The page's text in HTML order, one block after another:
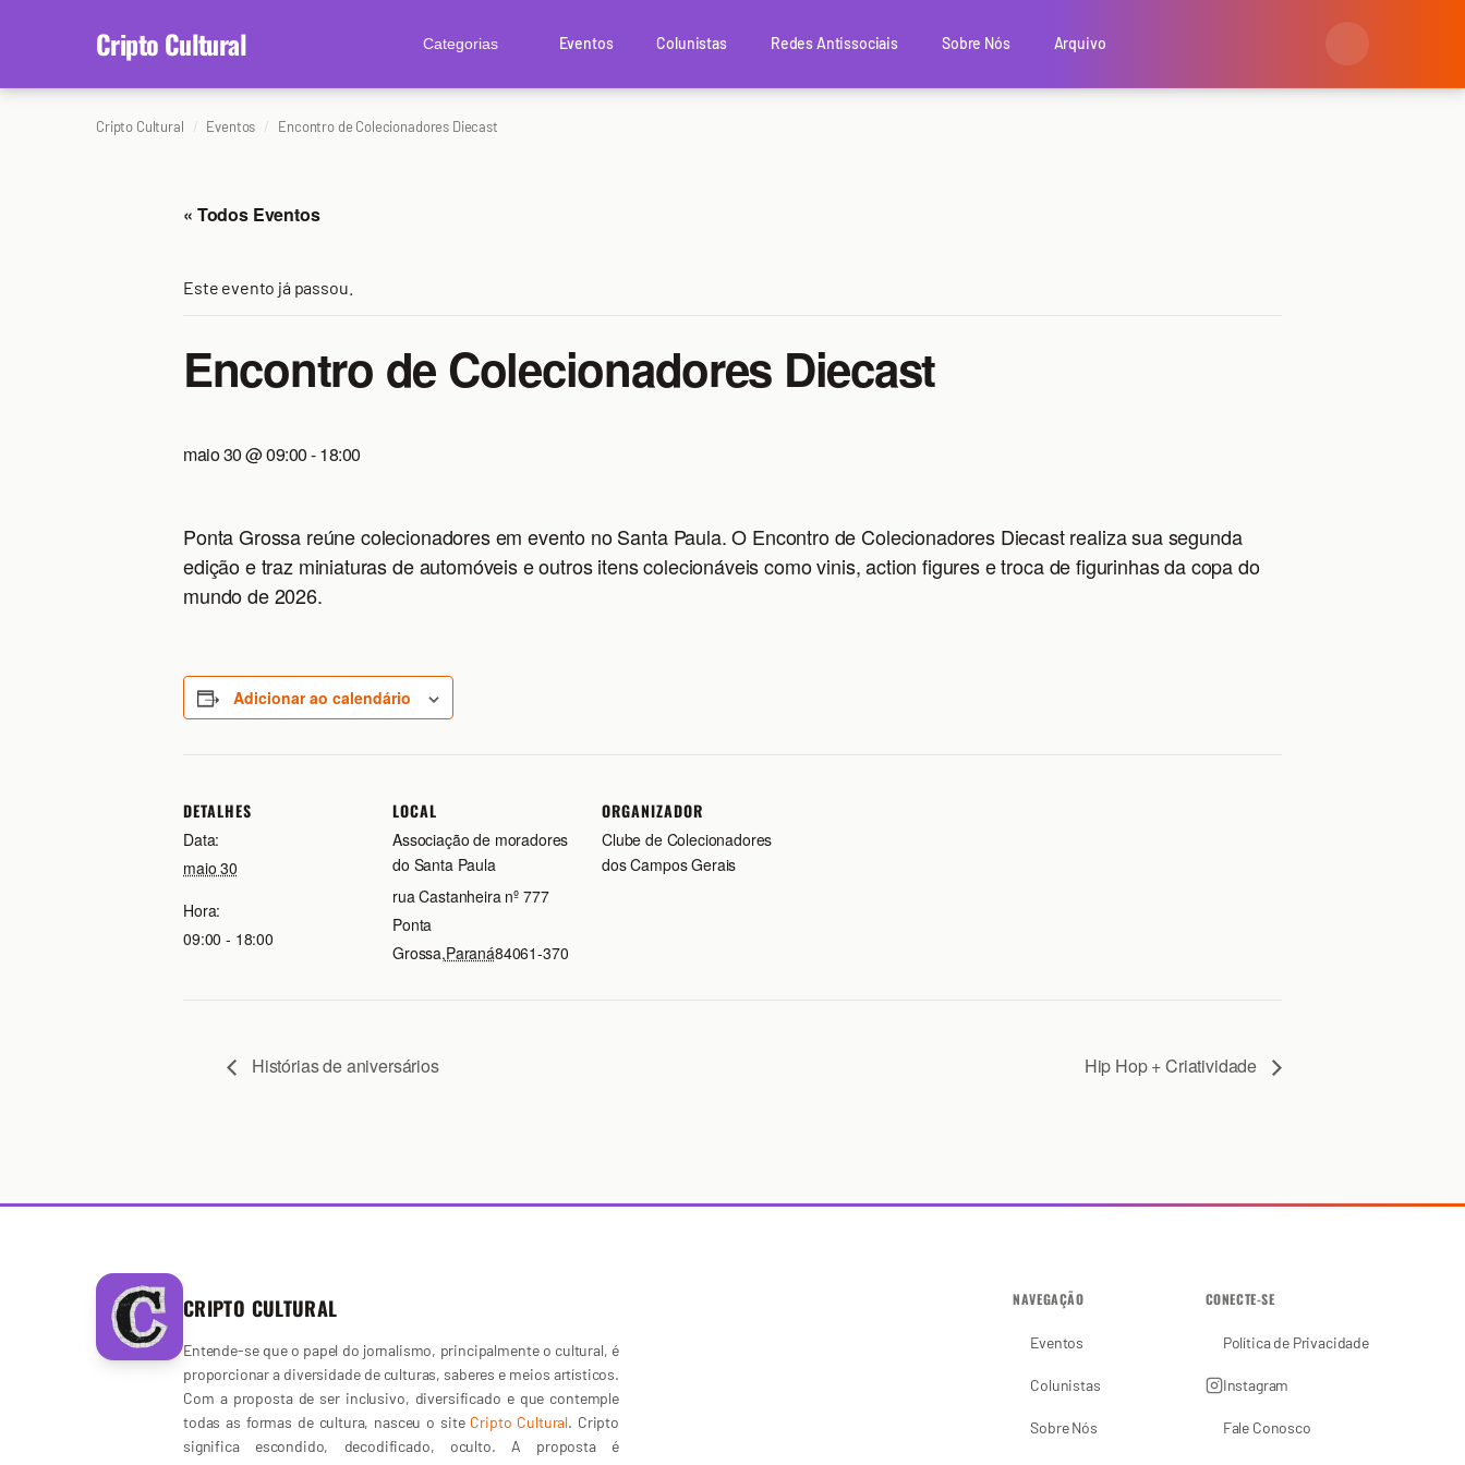
Cripto Cultural Categorias Eventos Colunistas Redes Antissociais Sobre Nós Arquivo
Cripto Cultural Eventos Encontro de Colecionadores Diecast
« Todos Eventos
Este evento já passou.
Encontro de Colecionadores Diecast
maio 30 @ 09:00-18:00
Ponta Grossa reúne colecionadores em evento no Santa Paula. O Encontro de Colecionadores Diecast realiza sua segunda
edição e traz miniaturas de automóveis e outros itens colecionáveis como vinis, action figures e troca de figurinhas da copa do
mundo de 2026.
Adicionar ao calendário
DETALHES
Data:
maio 30
Hora:
09:00 - 18:00
LOCAL
Associação de moradores
do Santa Paula
rua Castanheira nº 777
Ponta
Grossa,Paraná84061-370
ORGANIZADOR
Clube de Colecionadores
dos Campos Gerais
Histórias de aniversários Hip Hop + Criatividade
CRIPTO CULTURAL
Entende-se que o papel do jornalismo, principalmente o cultural, é
proporcionar a diversidade de culturas, saberes e meios artísticos.
Com a proposta de ser inclusivo, diversificado e que contemple
todas as formas de cultura, nasceu o site Cripto Cultural. Cripto
significa escondido, decodificado, oculto. A proposta é
NAVEGAÇÃO
Eventos
Colunistas
Sobre Nós
CONECTE-SE
Política de Privacidade
Instagram
Fale Conosco